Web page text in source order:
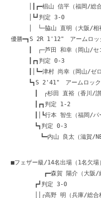
│┃┏━椙山 信平（福岡/総合格
│┗┛判定 3-0
│ └─脇山 直明（大阪/相補
優勝━┓S 2R 1'12" アームロッ
┃ ┌─芦田 和幸（岡山/セコ
┃┏┓判定 0-3
┃│┗━津村 尚幸（岡山/ゼロ
┗┓S 2'41" アームロック
┃ ┌杉田 直裕（香川/讃州
┃┏┓判定 1-2
┃│┗行本 智生（福岡/パー
┗┓判定 0-3
┗━内山 良太（滋賀/NEW
■フェザー級/14名出場（1名欠場
┏━森賀 陽介（大阪/総合
┏┛判定 3-0
││┌高野 明（兵庫/総合格